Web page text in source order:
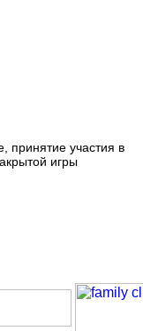
принятие участия в
игры